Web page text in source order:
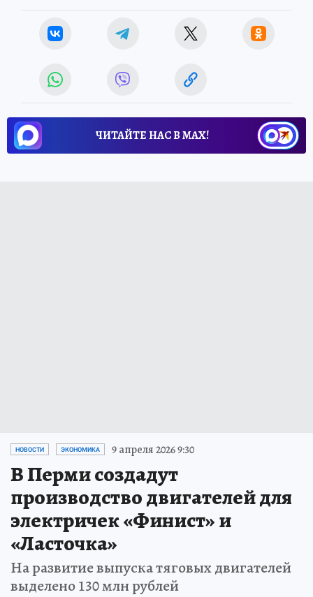
ЧИТАЙТЕ НАС В МАХ!
НОВОСТИ ЭКОНОМИКА 9 апреля 2026 9:30
В Перми создадут
производство двигателей для
электричек «Финист» и
«Ласточка»
На развитие выпуска тяговых двигателей
выделено 130 млн рублей